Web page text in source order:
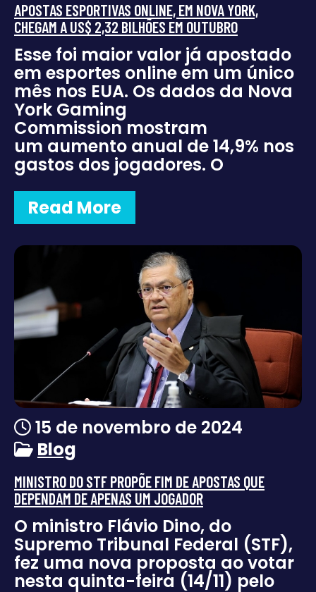
APOSTAS ESPORTIVAS ONLINE, EM NOVA YORK,
CHEGAM A US$ 2,32 BILHÕES EM OUTUBRO
Esse foi maior valor já apostado
em esportes online em um único
mês nos EUA. Os dados da Nova
York Gaming
Commission mostram
um aumento anual de 14,9% nos
gastos dos jogadores. O
Read More
15 de novembro de 2024
Blog
MINISTRO DO STF PROPÕE FIM DE APOSTAS QUE
DEPENDAM DE APENAS UM JOGADOR
O ministro Flávio Dino, do
Supremo Tribunal Federal (STF),
fez uma nova proposta ao votar
nesta quinta-feira (14/11) pelo